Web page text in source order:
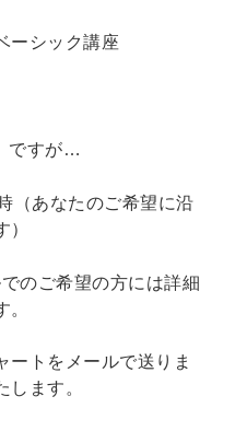
ーシック講座
ですが…
（あなたのご希望に沿
のご希望の方には詳細
ートをメールで送りま
します。